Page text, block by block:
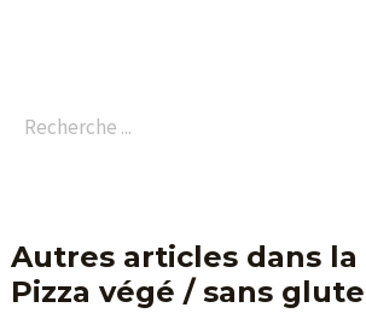
Autres articles dans
Pizza végé / sans